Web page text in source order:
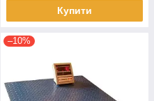
Купити
–10%